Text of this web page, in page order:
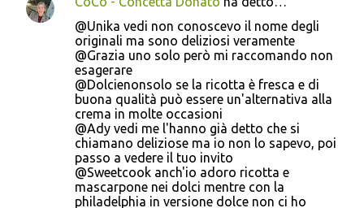
@Unika vedi non conoscevo il nome degli
originali ma sono deliziosi veramente
@Grazia uno solo però mi raccomando non
esagerare
@Dolcienonsolo se la ricotta è fresca e di
buona qualità può essere un'alternativa alla
crema in molte occasioni
@Ady vedi me l'hanno già detto che si
chiamano deliziose ma io non lo sapevo, poi
passo a vedere il tuo invito
@Sweetcook anch'io adoro ricotta e
mascarpone nei dolci mentre con la
philadelphia in versione dolce non ci ho